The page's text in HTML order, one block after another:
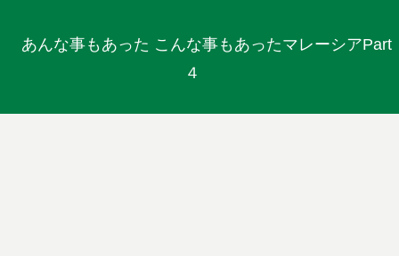
あんな事もあった こんな事もあったマレーシアPart
４